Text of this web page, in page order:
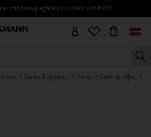
standarta piegāde pirkumiem virs €120!
VĪRIEŠIEM BĒRNIEM MĀJAI
Sejas kopšana Sejas krēmi un eļļas